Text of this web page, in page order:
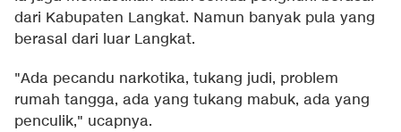
dari Kabupaten Langkat. Namun banyak pula yang
berasal dari luar Langkat.
"Ada pecandu narkotika, tukang judi, problem
rumah tangga, ada yang tukang mabuk, ada yang
penculik," ucapnya.